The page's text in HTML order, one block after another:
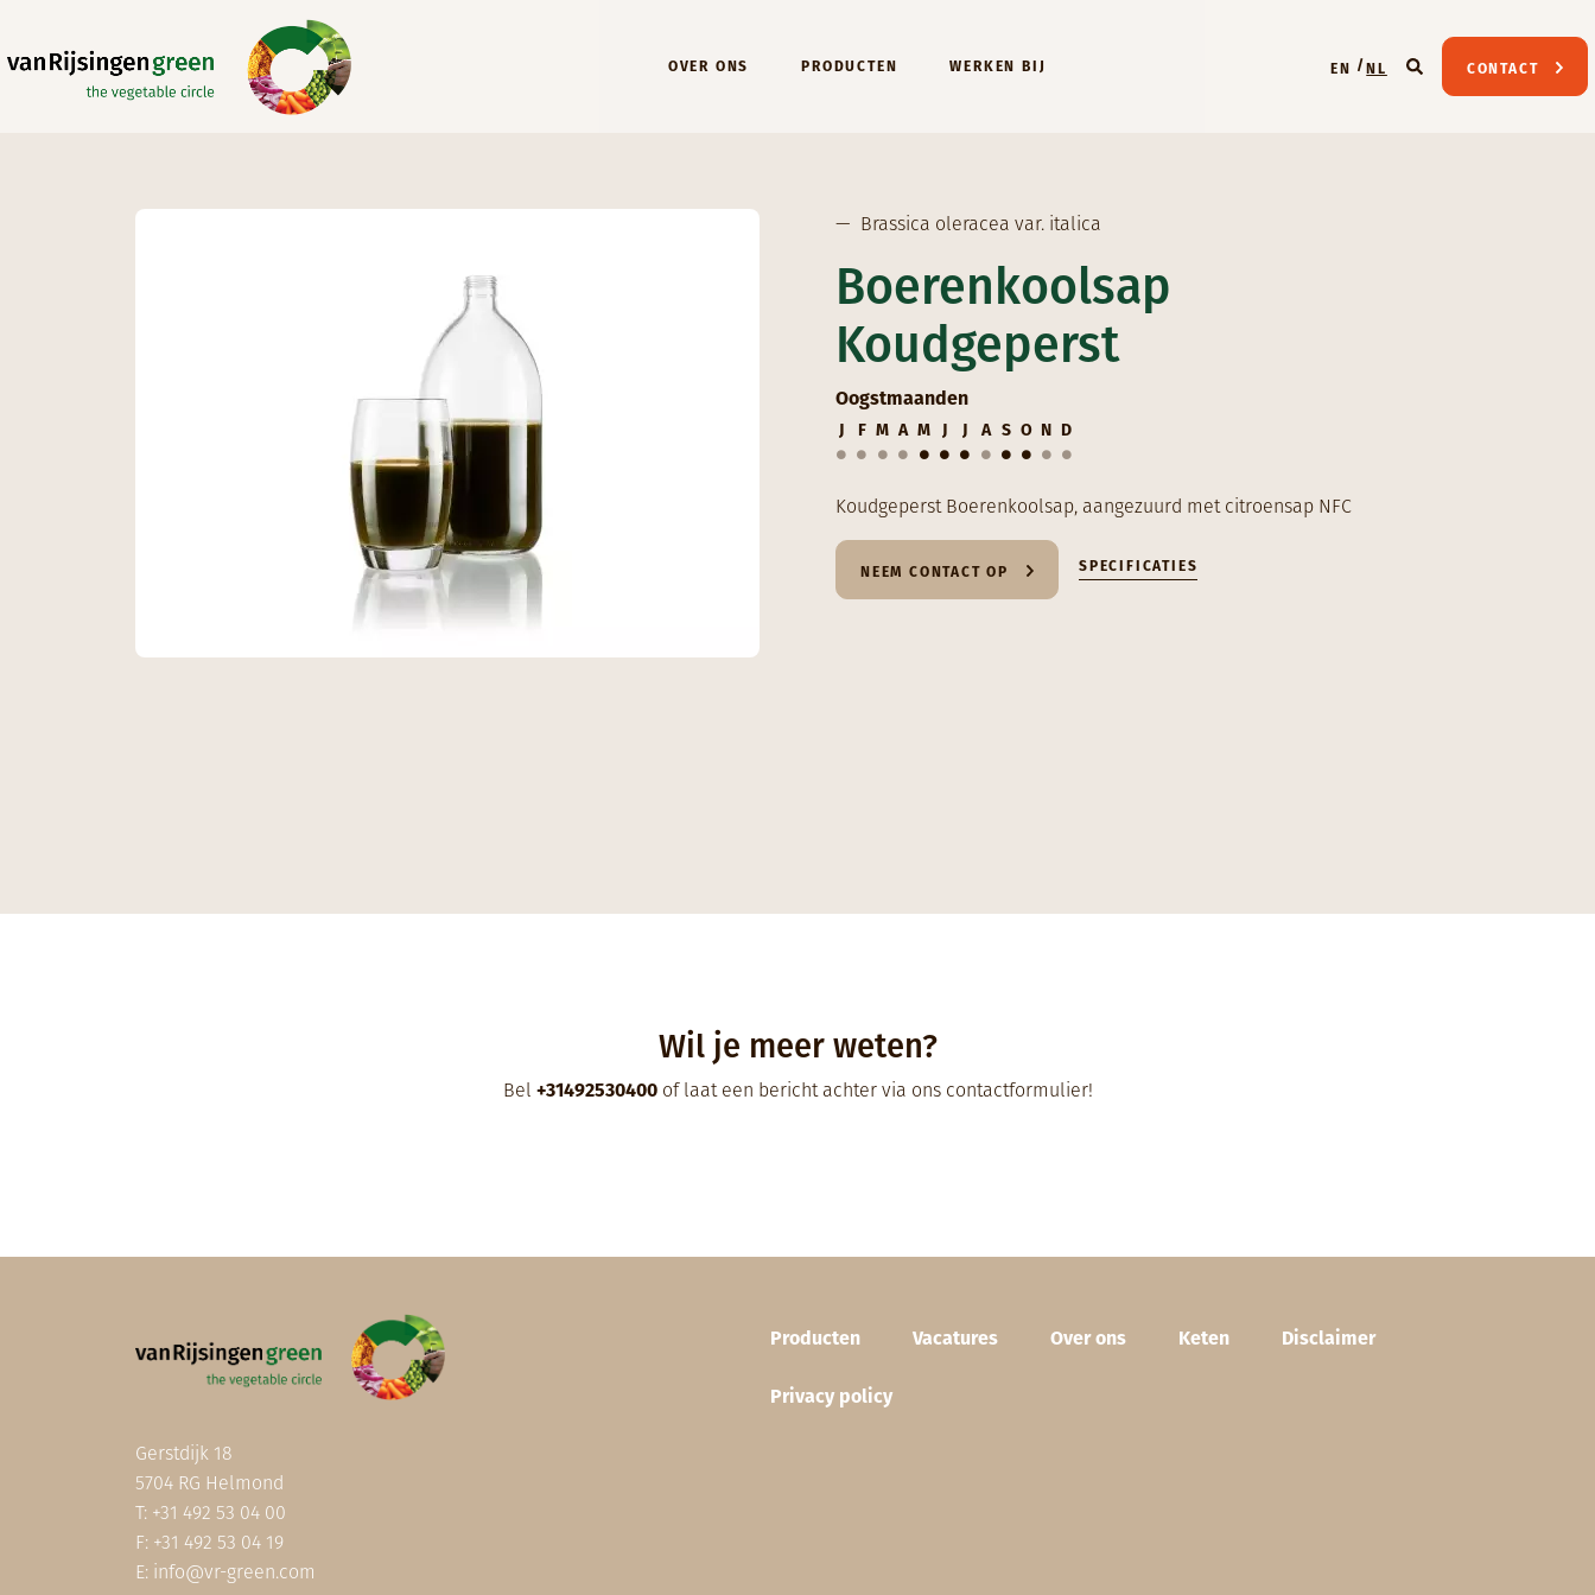
Hoofdmenu (NL)
OVER ONS PRODUCTEN WERKEN BIJ EN NL CONTACT
— Brassica oleracea var. italica
Boerenkoolsap
Koudgeperst
Oogstmaanden
J F M A M J J A S O N D
Koudgeperst Boerenkoolsap, aangezuurd met citroensap NFC
NEEM CONTACT OP SPECIFICATIES
Wil je meer weten?
Bel +31492530400of laat een bericht achter via ons contactformulier!
Gerstdijk 18
5704 RG Helmond
T: +31 492 53 04 00
F: +31 492 53 04 19
E: info@vr-green.com
Footer (NL)
Producten Vacatures Over ons Keten Disclaimer
Privacy policy